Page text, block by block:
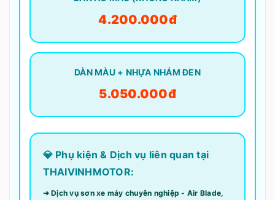
4.200.000đ
DÀN MÀU + NHỰA NHÁM ĐEN
5.050.000đ
💎 Phụ kiện & Dịch vụ liên quan tại
THAIVINHMOTOR:
➜ Dịch vụ sơn xe máy chuyên nghiệp - Air Blade,